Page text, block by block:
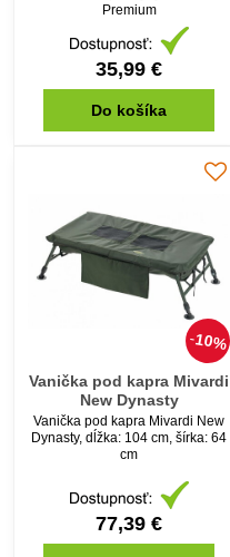
Premium
35,99 €
Do košíka
10%
Vanička pod kapra Mivardi
New Dynasty
Vanička pod kapra Mivardi New
Dynasty, dĺžka: 104 cm, šírka: 64
cm
77,39 €